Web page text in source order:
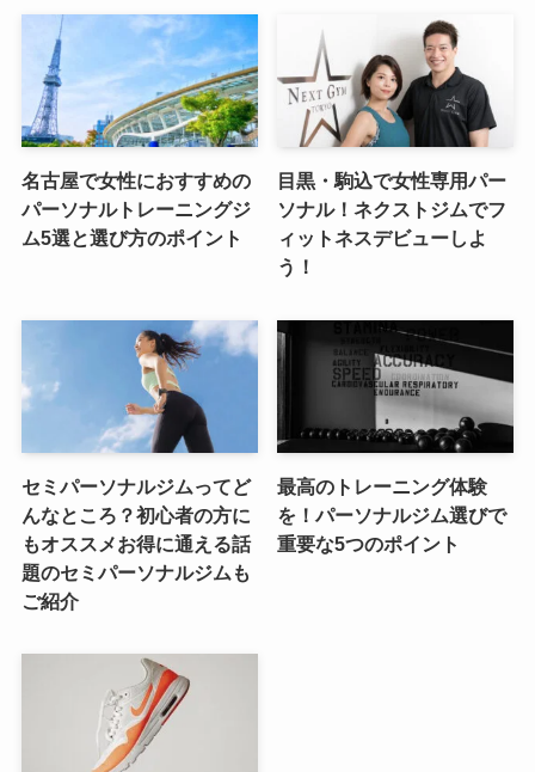
名古屋で女性におすすめの
パーソナルトレーニングジ
ム5選と選び方のポイント
目黒・駒込で女性専用パー
ソナル！ネクストジムでフ
ィットネスデビューしよ
う！
セミパーソナルジムってど
んなところ？初心者の方に
もオススメお得に通える話
題のセミパーソナルジムも
ご紹介
最高のトレーニング体験
を！パーソナルジム選びで
重要な5つのポイント